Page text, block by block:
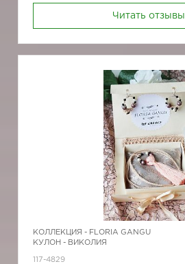
Читать отзывы
КОЛЛЕКЦИЯ - FLORIA GANGU
КУЛОН - ВИКОЛИЯ
117-4829